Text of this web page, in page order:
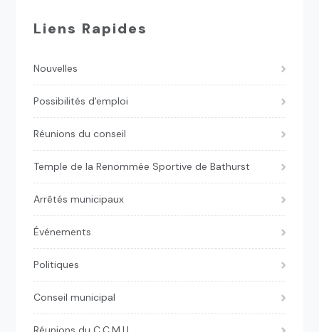
Liens Rapides
Nouvelles
Possibilités d'emploi
Réunions du conseil
Temple de la Renommée Sportive de Bathurst
Arrêtés municipaux
Événements
Politiques
Conseil municipal